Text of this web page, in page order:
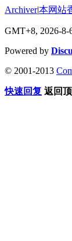
Archiver|本网站
GMT+8, 2026-8-
Powered by
© 2001-2013
快速回复 返回